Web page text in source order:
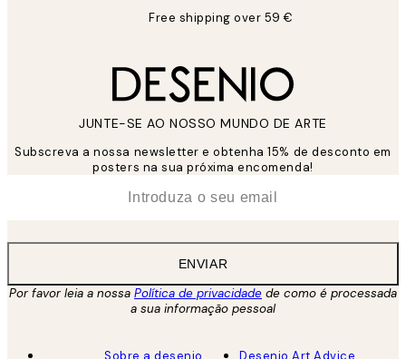
Free shipping over 59 €
JUNTE-SE AO NOSSO MUNDO DE ARTE
Subscreva a nossa newsletter e obtenha 15% de desconto em
posters na sua próxima encomenda!
ENVIAR
Por favor leia a nossa Política de privacidade de como é processada
a sua informação pessoal